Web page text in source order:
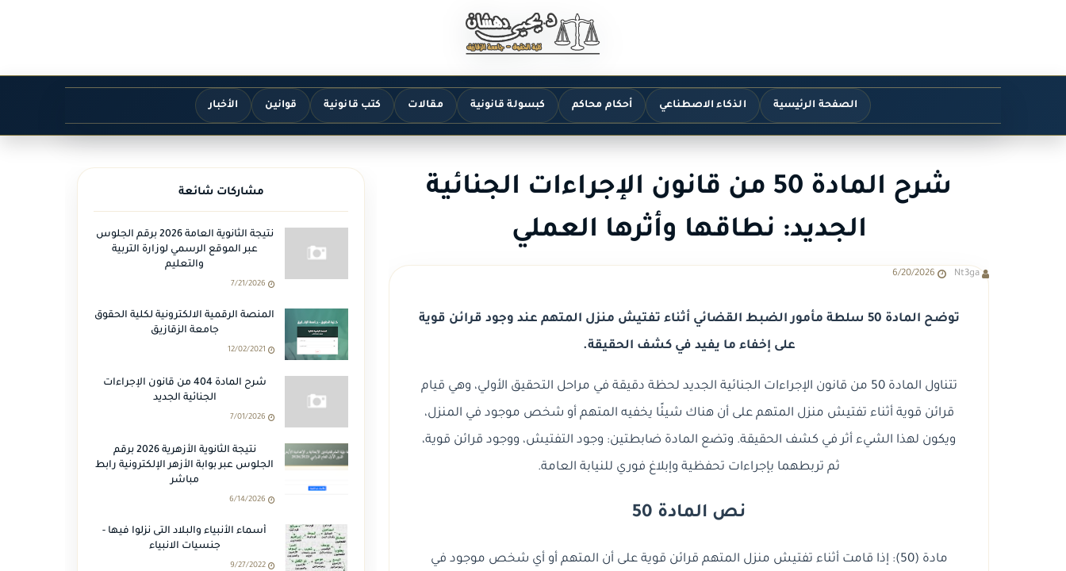
الصفحة الرئيسية الذكاء الاصطناعي أحكام محاكم كبسولة قانونية مقالات كتب قانونية قوانين الأخبار
شرح المادة 50 من قانون الإجراءات الجنائية
الجديد: نطاقها وأثرها العملي
Nt3ga
6/20/2026
توضح المادة 50 سلطة مأمور الضبط القضائي أثناء تفتيش منزل المتهم عند وجود قرائن قوية
على إخفاء ما يفيد في كشف الحقيقة.
تتناول المادة 50 من قانون الإجراءات الجنائية الجديد لحظة دقيقة في مراحل التحقيق الأولي، وهي قيام
قرائن قوية أثناء تفتيش منزل المتهم على أن هناك شيئًا يخفيه المتهم أو شخص موجود في المنزل،
ويكون لهذا الشيء أثر في كشف الحقيقة. وتضع المادة ضابطتين: وجود التفتيش، ووجود قرائن قوية،
ثم تربطهما بإجراءات تحفظية وإبلاغ فوري للنيابة العامة.
نص المادة 50
مادة (50): إذا قامت أثناء تفتيش منزل المتهم قرائن قوية على أن المتهم أو أي شخص موجود في
مشاركات شائعة
نتيجة الثانوية العامة 2026 برقم الجلوس
عبر الموقع الرسمي لوزارة التربية
والتعليم
7/21/2026
المنصة الرقمية الالكترونية لكلية الحقوق
جامعة الزقازيق
12/02/2021
شرح المادة 404 من قانون الإجراءات
الجنائية الجديد
7/01/2026
نتيجة الثانوية الأزهرية 2026 برقم
الجلوس عبر بوابة الأزهر الإلكترونية رابط
مباشر
6/14/2026
أسماء الأنبياء والبلاد التى نزلوا فيها -
جنسيات الانبياء
9/27/2022